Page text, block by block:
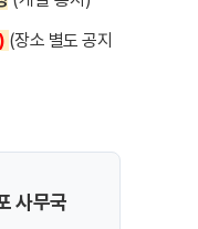
(장소 별도 공지
사무국